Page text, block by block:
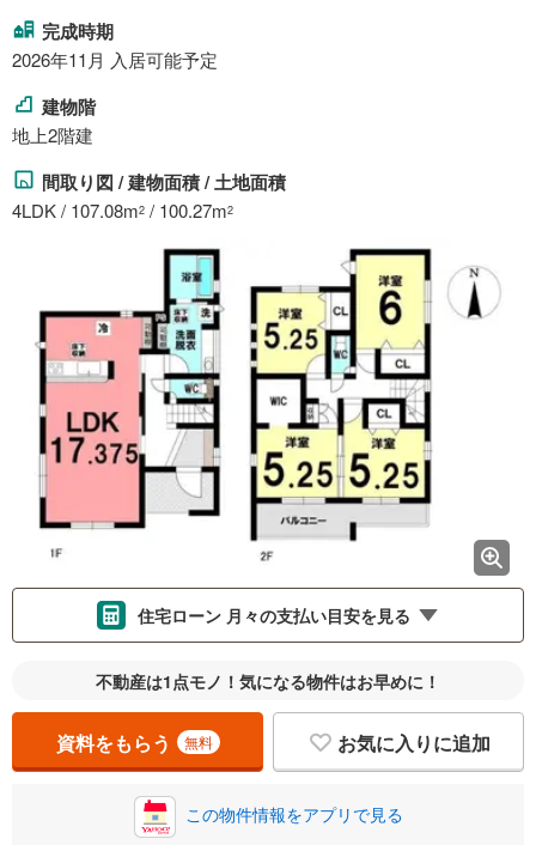
完成時期
2026年11月 入居可能予定
建物階
地上2階建
間取り図 / 建物面積 / 土地面積
4LDK / 107.08m2 / 100.27m2
住宅ローン 月々の支払い目安を見る
金利 ％
0.01%
不動産は1点モノ！気になる物件はお早めに！
資料をもらう 無料 お気に入りに追加
この物件情報をアプリで見る